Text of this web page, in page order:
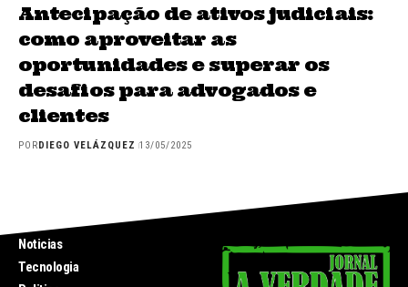
Antecipação de ativos judiciais:
como aproveitar as
oportunidades e superar os
desafios para advogados e
clientes
PORDIEGO VELÁZQUEZ 13/05/2025
Noticias
Tecnologia